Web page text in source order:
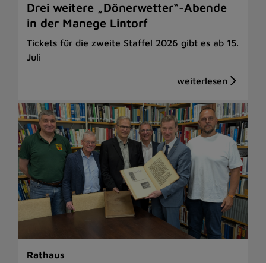
Drei weitere „Dönerwetter“-Abende
in der Manege Lintorf
Tickets für die zweite Staffel 2026 gibt es ab 15.
Juli
Rathaus